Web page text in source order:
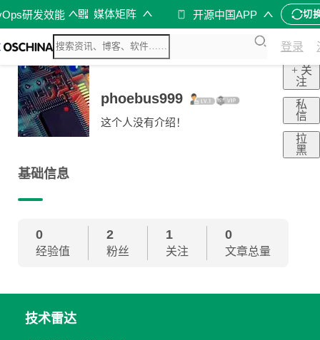
研发效能 媒体矩阵 开源中国APP 切
登录
phoebus999
这个人没有介绍！
+ 关
注
私
信
拉
黑
基础信息
0
经验值
2
粉丝
1
关注
0
文章总量
技术雷达